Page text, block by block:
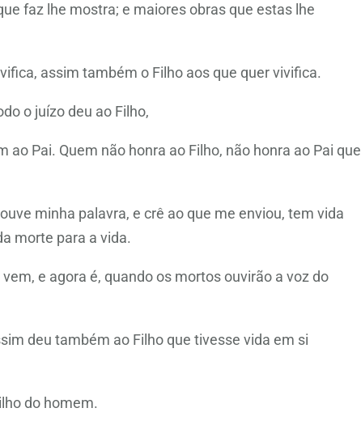
faz lhe mostra; e maiores obras que estas lhe
assim também o Filho aos que quer vivifica.
o juízo deu ao Filho,
Pai. Quem não honra ao Filho, não honra ao Pai que
minha palavra, e crê ao que me enviou, tem vida
morte para a vida.
e agora é, quando os mortos ouvirão a voz do
deu também ao Filho que tivesse vida em si
do homem.